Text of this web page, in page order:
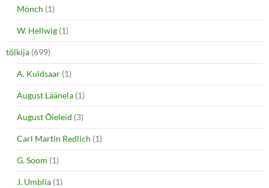
Mönch (1)
W. Hellwig (1)
tõlkija (699)
A. Kuldsaar (1)
August Läänela (1)
August Õieleid (3)
Carl Martin Redlich (1)
G. Soom (1)
J. Umblia (1)